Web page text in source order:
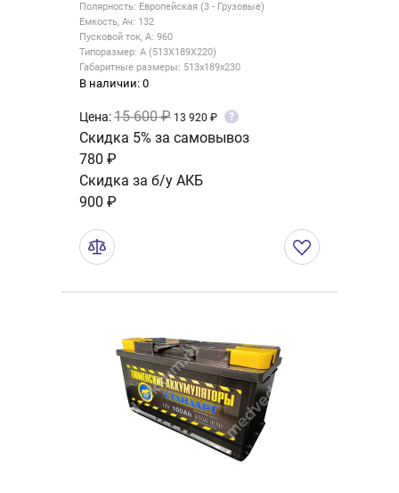
Полярность: Европейская (3 - Грузовые)
Емкость, Ач: 132
Пусковой ток, А: 960
Типоразмер: A (513X189X220)
Габаритные размеры: 513x189x230
В наличии: 0
Цена:15 600 ₽ 13 920 ₽ ?
Скидка 5% за самовывоз
780 ₽
Скидка за б/у АКБ
900 ₽